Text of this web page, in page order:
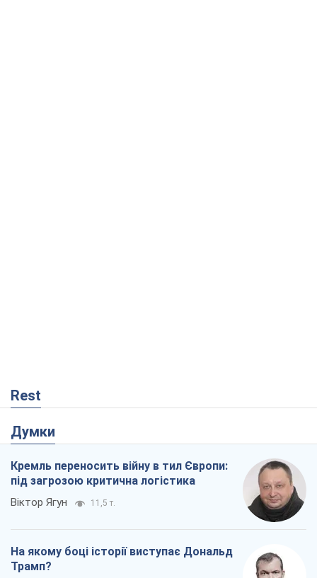
Rest
Думки
Кремль переносить війну в тил Європи:
під загрозою критична логістика
Віктор Ягун 11,5 т.
На якому боці історії виступає Дональд
Трамп?